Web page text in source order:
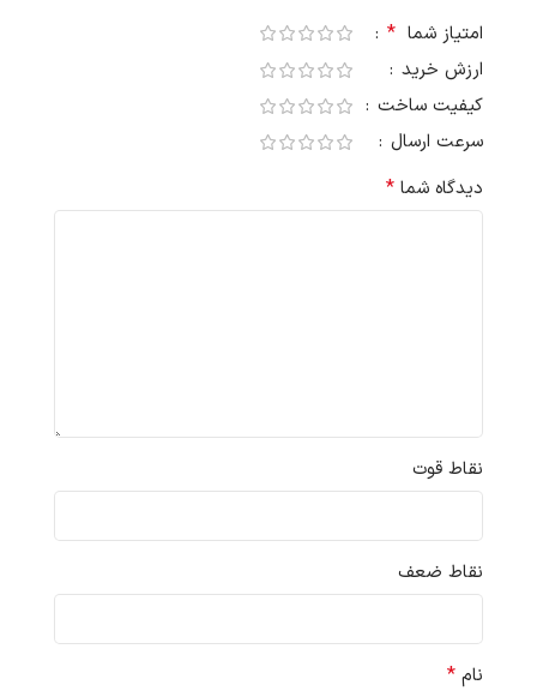
امتیاز شما *
ارزش خرید
کیفیت ساخت
سرعت ارسال
دیدگاه شما *
نقاط قوت
نقاط ضعف
نام *